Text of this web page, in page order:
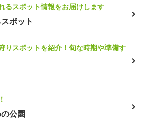
るスポット情報をお届けします
ポット
りスポットを紹介！旬な時期や準備す
公園